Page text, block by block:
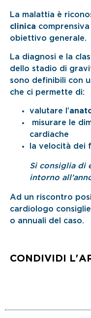
La malattia è
clinica
obiettivo generale.
La diagnosi e la
dello stadio di
sono definibili con
che ci permette di:
valutare l’
misurare le
cardiache
la velocità dei
Si consiglia di
intorno
Ad un riscontro
cardiologo
o annuali del caso.
CONDIVIDI